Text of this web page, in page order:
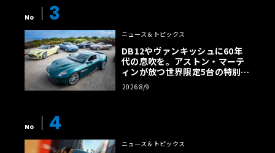
No 3
ニュース＆トピックス
DB12やヴァンキッシュに60年
代の息吹を。アストン・マーテ
ィンが放つ世界限定5台の特別コ
レクション
2026 8/9
No 4
ニュース＆トピックス